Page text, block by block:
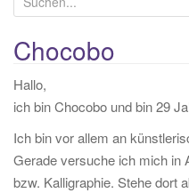
u
c
h
e
n
a
c
h
Chocobo
Hallo,
ich bin Chocobo und bin 29
Ich bin vor allem an
Gerade versuche ich mich in
bzw. Kalligraphie. Stehe dort